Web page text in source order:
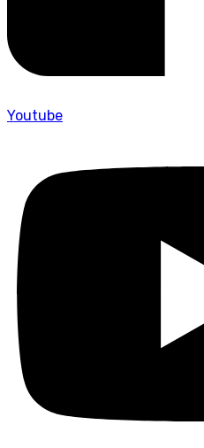
Youtube